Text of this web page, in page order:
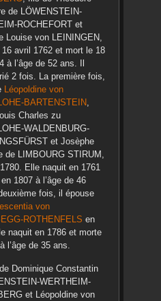
de LÖWENSTEIN-
ROCHEFORTet
Louisevon LEININGEN,
16 avril 1762et mort le 18
à l’âge de 52 ans. Il
2 fois. La première fois,
Léopoldinevon
BARTENSTEIN,
Charles zu
WALDENBURG-
et Josèphe
de LIMBOURG STIRUM ,
. Elle naquit en 1761
1807à l’âge de 46
fois, il épouse
von
ROTHENFELS en
naquit en 1786et morte
l’âge de 35 ans.
Dominique Constantin
WERTHEIM-
et Léopoldinevon